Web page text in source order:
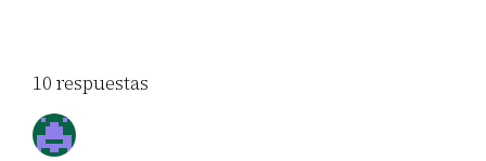
10 respuestas